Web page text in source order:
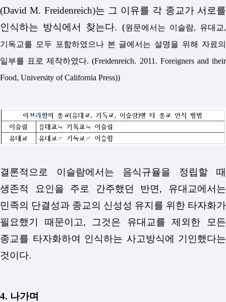
(David M. Freidenreich)는 그 이유를 각 종교가 서로를
인식하는 방식에서 찾는다. (원문에서는 이슬람, 유대교,
기독교를 모두 포함하였으나 본 글에서는 설명을 위해 자료의
일부를 표로 제작하였다. (Freidenreich. 2011. Foreigners and their
Food, University of California Press))
결론적으로 이슬람에서는 음식규율을 정립할 때
생존적 요인을 주로 간주했던 반면, 유대교에서는
민족의 단결성과 종교의 신성성 유지를 위한 타자화가
필요했기 때문이고, 그것은 유대교를 제외한 모든
종교를 타자화하여 인식하는 사고방식에 기인했다는
것이다.
4. 나가며